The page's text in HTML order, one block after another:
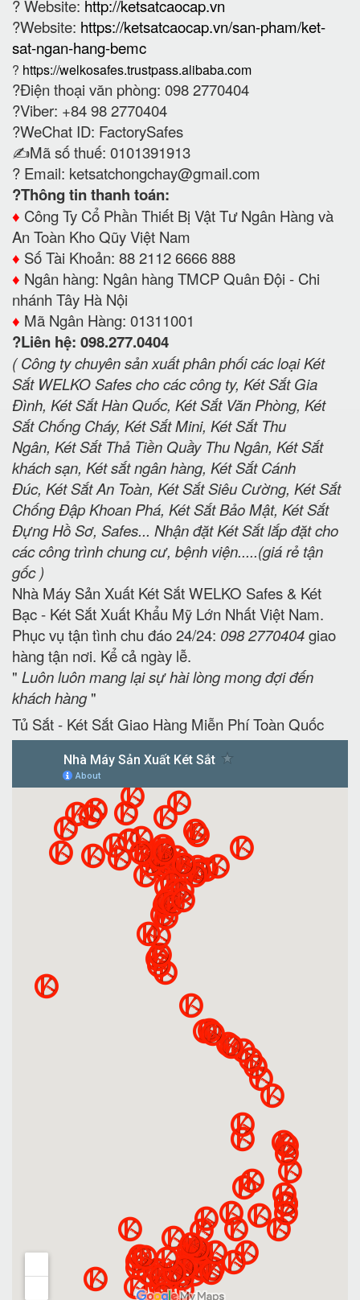
? Website: http://ketsatcaocap.vn
?Website: https://ketsatcaocap.vn/san-pham/ket-
sat-ngan-hang-bemc
? https://welkosafes.trustpass.alibaba.com
?Điện thoại văn phòng: 098 2770404
?Viber: +84 98 2770404
?WeChat ID: FactorySafes
✍️Mã số thuế: 0101391913
? Email: ketsatchongchay@gmail.com
?Thông tin thanh toán:
♦️ Công Ty Cổ Phần Thiết Bị Vật Tư Ngân Hàng và
An Toàn Kho Qũy Việt Nam
♦️ Số Tài Khoản: 88 2112 6666 888
♦️ Ngân hàng: Ngân hàng TMCP Quân Đội - Chi
nhánh Tây Hà Nội
♦️ Mã Ngân Hàng: 01311001
?Liên hệ: 098.277.0404
( Công ty chuyên sản xuất phân phối các loại Két
Sắt WELKO Safes cho các công ty, Két Sắt Gia
Đình, Két Sắt Hàn Quốc, Két Sắt Văn Phòng, Két
Sắt Chống Cháy, Két Sắt Mini, Két Sắt Thu
Ngân, Két Sắt Thả Tiền Quầy Thu Ngân, Két Sắt
khách sạn, Két sắt ngân hàng, Két Sắt Cánh
Đúc, Két Sắt An Toàn, Két Sắt Siêu Cường, Két Sắt
Chống Đập Khoan Phá, Két Sắt Bảo Mật, Két Sắt
Đựng Hồ Sơ, Safes... Nhận đặt Két Sắt lắp đặt cho
các công trình chung cư, bệnh viện.....(giá rẻ tận
gốc )
Nhà Máy Sản Xuất Két Sắt WELKO Safes & Két
Bạc - Két Sắt Xuất Khẩu Mỹ Lớn Nhất Việt Nam.
Phục vụ tận tình chu đáo 24/24: 098 2770404giao
hàng tận nơi. Kể cả ngày lễ.
" Luôn luôn mang lại sự hài lòng mong đợi đến
khách hàng"
Tủ Sắt - Két Sắt Giao Hàng Miễn Phí Toàn Quốc